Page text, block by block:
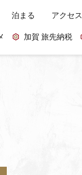
泊まる アクセス
加賀 旅先納税